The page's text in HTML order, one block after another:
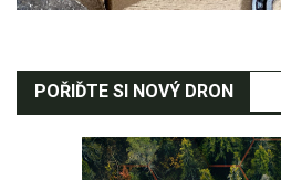
POŘIĎTE SI NOVÝ DRON